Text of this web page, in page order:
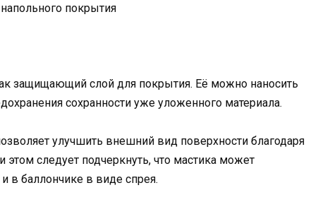
покрытия
защищающий слой для покрытия. Её можно наносить
сохранности уже уложенного материала.
улучшить внешний вид поверхности благодаря
следует подчеркнуть, что мастика может
в баллончике в виде спрея.